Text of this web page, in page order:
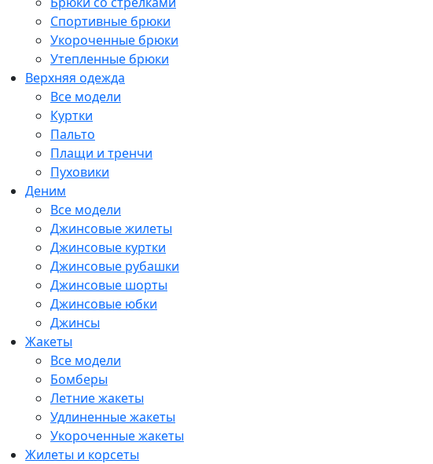
Спортивные брюки
Укороченные брюки
Утепленные брюки
Верхняя одежда
Все модели
Куртки
Пальто
Плащи и тренчи
Пуховики
Деним
Все модели
Джинсовые жилеты
Джинсовые куртки
Джинсовые рубашки
Джинсовые шорты
Джинсовые юбки
Джинсы
Жакеты
Все модели
Бомберы
Летние жакеты
Удлиненные жакеты
Укороченные жакеты
Жилеты и корсеты